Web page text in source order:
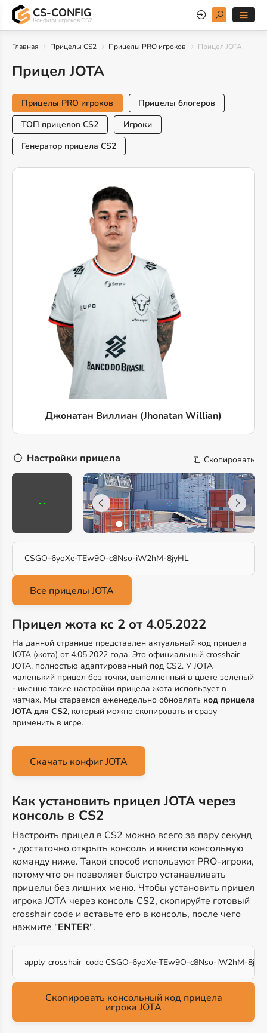
CS-CONFIG
Конфиги игроков CS2
Главная Прицелы CS2 Прицелы PRO игроков Прицел JOTA
Прицел JOTA
Прицелы PRO игроков
Прицелы блогеров
ТОП прицелов CS2
Игроки
Генератор прицела CS2
Джонатан Виллиан (Jhonatan Willian)
Настройки прицела Скопировать
CSGO-6yoXe-TEw9O-c8Nso-iW2hM-8jyHL
Прицел жота кс 2 от 4.05.2022
На данной странице представлен актуальный код прицела
JOTA (жота) от 4.05.2022 года. Это официальный crosshair
JOTA, полностью адаптированный под CS2. У JOTA
маленький прицел без точки, выполненный в цвете зеленый
- именно такие настройки прицела жота использует в
матчах. Мы стараемся еженедельно обновлять код прицела
JOTA для CS2, который можно скопировать и сразу
применить в игре.
Скачать конфиг JOTA
Как установить прицел JOTA через
консоль в CS2
Настроить прицел в CS2 можно всего за пару секунд
- достаточно открыть консоль и ввести консольную
команду ниже. Такой способ используют PRO-игроки,
потому что он позволяет быстро устанавливать
прицелы без лишних меню. Чтобы установить прицел
игрока JOTA через консоль CS2, скопируйте готовый
crosshair code и вставьте его в консоль, после чего
нажмите "ENTER".
apply_crosshair_code CSGO-6yoXe-TEw9O-c8Nso-iW2hM-
Скопировать консольный код прицела
игрока JOTA